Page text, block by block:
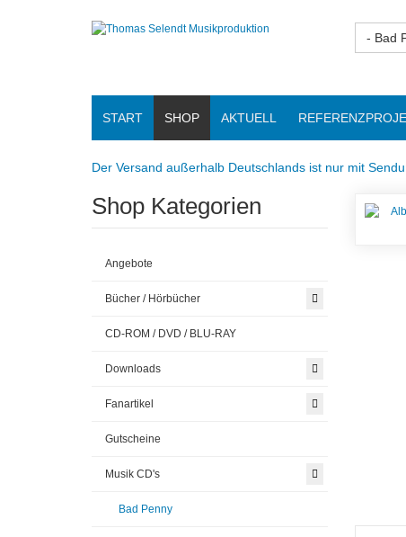
- Bad
START SHOP AKTUELL
Der Versand außerhalb Deutschlands ist nur mit
Shop Kategorien
Angebote
Bücher / Hörbücher
CD-ROM / DVD / BLU-RAY
Downloads
Fanartikel
Gutscheine
Musik CD's
Bad Penny